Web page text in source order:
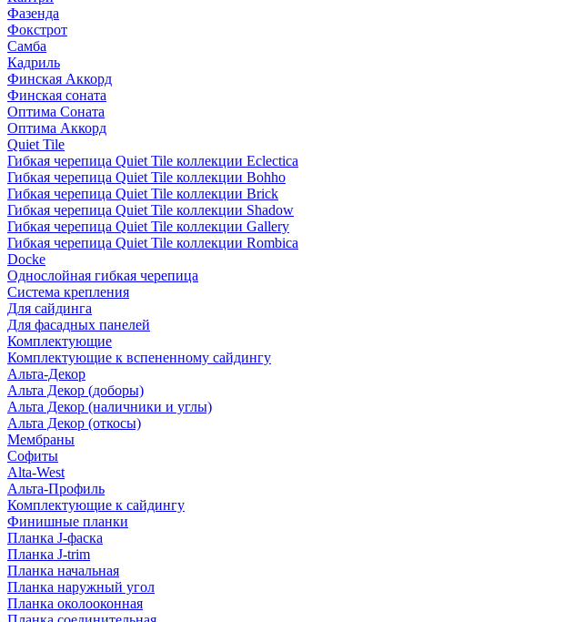
Фазенда
Фокстрот
Самба
Кадриль
Финская Аккорд
Финская соната
Оптима Соната
Оптима Аккорд
Quiet Tile
Гибкая черепица Quiet Tile коллекции Eclectica
Гибкая черепица Quiet Tile коллекции Bohho
Гибкая черепица Quiet Tile коллекции Brick
Гибкая черепица Quiet Tile коллекции Shadow
Гибкая черепица Quiet Tile коллекции Gallery
Гибкая черепица Quiet Tile коллекции Rombica
Docke
Однослойная гибкая черепица
Система крепления
Для сайдинга
Для фасадных панелей
Комплектующие
Комплектующие к вспененному сайдингу
Альта-Декор
Альта Декор (доборы)
Альта Декор (наличники и углы)
Альта Декор (откосы)
Мембраны
Софиты
Alta-West
Альта-Профиль
Комплектующие к сайдингу
Финишные планки
Планка J-фаска
Планка J-trim
Планка начальная
Планка наружный угол
Планка околооконная